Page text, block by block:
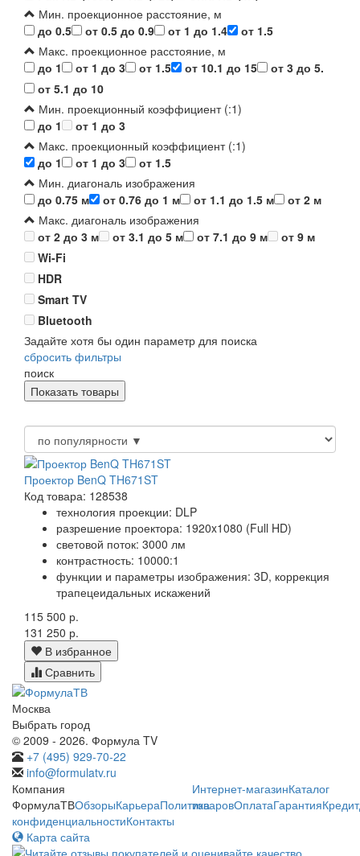
Мин. проекционное расстояние, м
до 0.5
от 0.5 до 0.9 от 1 до 1.4
от 1.5
Макс. проекционное расстояние, м
до 1
от 1 до 3 от 1.5 от 10.1 до 15
от 3 до 5.
от 5.1 до 10
Мин. проекционный коэффициент (:1)
до 1
от 1 до 3
Макс. проекционный коэффициент (:1)
до 1
от 1 до 3
от 1.5
Мин. диагональ изображения
до 0.75 м
от 0.76 до 1 м от 1.1 до 1.5 м
от 2 м
Макс. диагональ изображения
от 2 до 3 м
от 3.1 до 5 м от 7.1 до 9 м
от 9 м
Wi-Fi
HDR
Smart TV
Bluetooth
Задайте хотя бы один параметр для поиска
сбросить фильтры
поиск
Проектор BenQ TH671ST
Код товара: 128538
технология проекции: DLP
разрешение проектора: 1920x1080 (Full HD)
световой поток: 3000 лм
контрастность: 10000:1
функции и параметры изображения: 3D, коррекция
трапецеидальных искажений
115 500 р.
131 250 р.
В избранное
Сравнить
Москва
Выбрать город
© 2009 - 2026. Формула TV
+7 (495) 929-70-22
info@formulatv.ru
Компания
ФормулаТВОбзорыКарьераПолитика
конфиденциальностиКонтакты
Интернет-магазинКаталог
товаровОплатаГарантияКредит
Карта сайта